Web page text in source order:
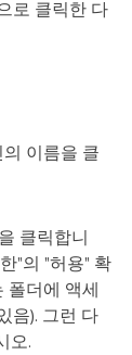
로 클릭한 다
이름을 클
클릭합니
"의 "허용" 확
더에 액세
음). 그런 다
오.